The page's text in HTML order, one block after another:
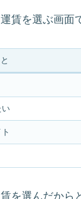
賃を選ぶ画面
い
を選んだか